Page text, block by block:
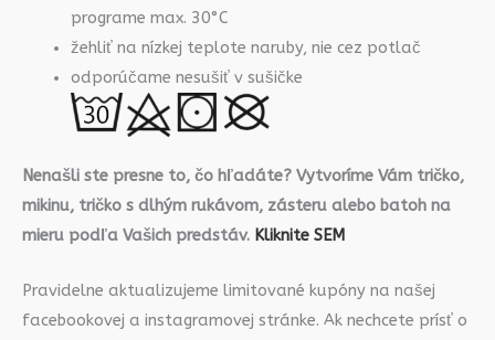
programe max. 30°C
žehliť na nízkej teplote naruby, nie cez potlač
odporúčame nesušiť v sušičke
Nenašli ste presne to, čo hľadáte? Vytvoríme Vám tričko,
mikinu, tričko s dlhým rukávom, zásteru alebo batoh na
mieru podľa Vašich predstáv. Kliknite SEM
Pravidelne aktualizujeme limitované kupóny na našej
facebookovej a instagramovej stránke. Ak nechcete prísť o